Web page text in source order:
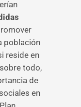
población
reside en
todo,
de
en